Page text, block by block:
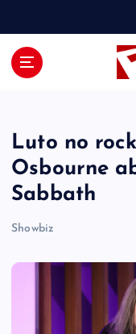
Luto no
Osbourne
Sabbath
Showbiz